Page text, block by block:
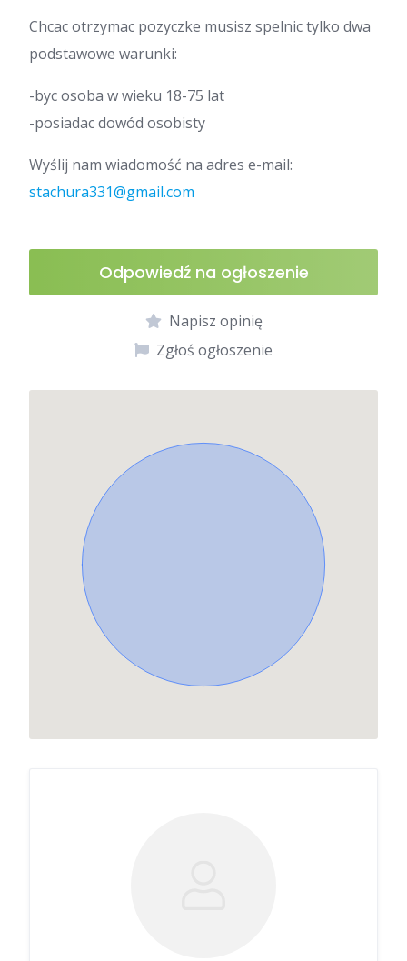
Chcac otrzymac pozyczke musisz spelnic tylko dwa
podstawowe warunki:
-byc osoba w wieku 18-75 lat
-posiadac dowód osobisty
Wyślij nam wiadomość na adres e-mail:
stachura331@gmail.com
Odpowiedź na ogłoszenie
Napisz opinię
Zgłoś ogłoszenie